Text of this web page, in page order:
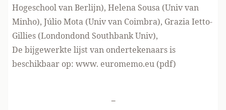
Hogeschool van Berlijn), Helena Sousa (Univ van
Minho), Júlio Mota (Univ van Coimbra), Grazia Ietto-
Gillies (Londondond Southbank Univ),
De bijgewerkte lijst van ondertekenaars is
beschikbaar op: www. euromemo.eu (pdf)
-